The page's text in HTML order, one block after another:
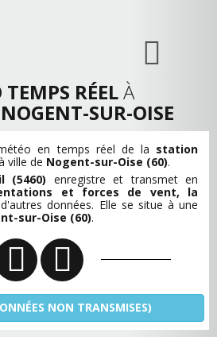
RÉELÀ
NOGENT-SUR-OISE
en temps réel de la station
ville de Nogent-sur-Oise (60).
(5460) enregistre et transmet en
et forces de vent, la
données. Elle se situe à une
sur-Oise (60).
NON TRANSMISES)